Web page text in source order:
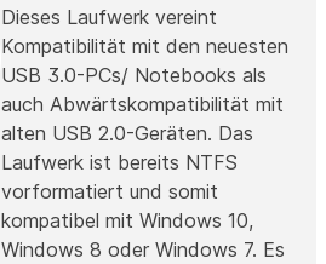
Dieses Laufwerk vereint
Kompatibilität mit den neuesten
USB 3.0-PCs/ Notebooks als
auch Abwärtskompatibilität mit
alten USB 2.0-Geräten. Das
Laufwerk ist bereits NTFS
vorformatiert und somit
kompatibel mit Windows 10,
Windows 8 oder Windows 7. Es